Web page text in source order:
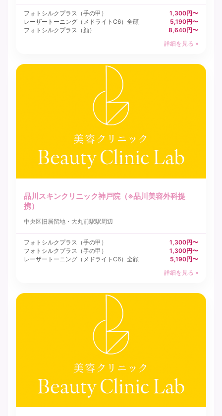
フォトシルクプラス（手の甲）
1,300円〜
レーザートーニング（メドライトC6）全顔
5,190円〜
フォトシルクプラス（顔）
8,640円〜
詳細を見る »
品川スキンクリニック神戸院（※品川美容外科提
携）
中央区旧居留地・大丸前駅駅周辺
フォトシルクプラス（手の甲）
1,300円〜
フォトシルクプラス（手の甲）
1,300円〜
レーザートーニング（メドライトC6）全顔
5,190円〜
詳細を見る »